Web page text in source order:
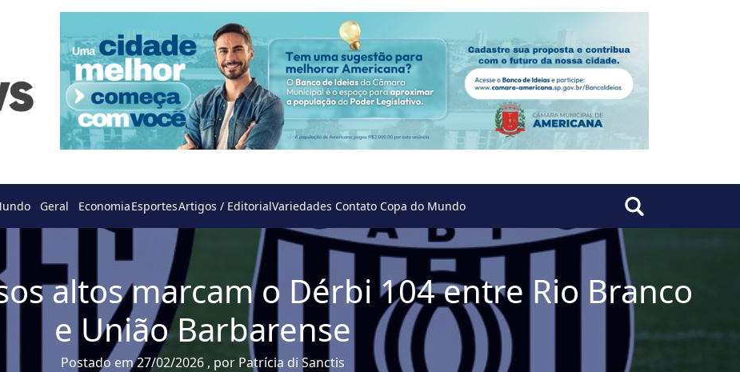
Geral EconomiaEsportesArtigos / EditorialVariedades Contato Copa do Mundo
altos marcam o Dérbi 104 entre Rio Branco
e União Barbarense
Postado em 27/02/2026 , por Patrícia di Sanctis